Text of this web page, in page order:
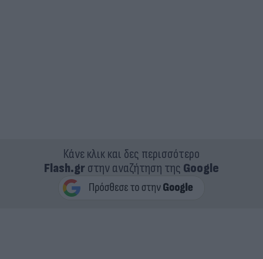
Κάνε κλικ και δες περισσότερο
Flash.grστην αναζήτηση της Google